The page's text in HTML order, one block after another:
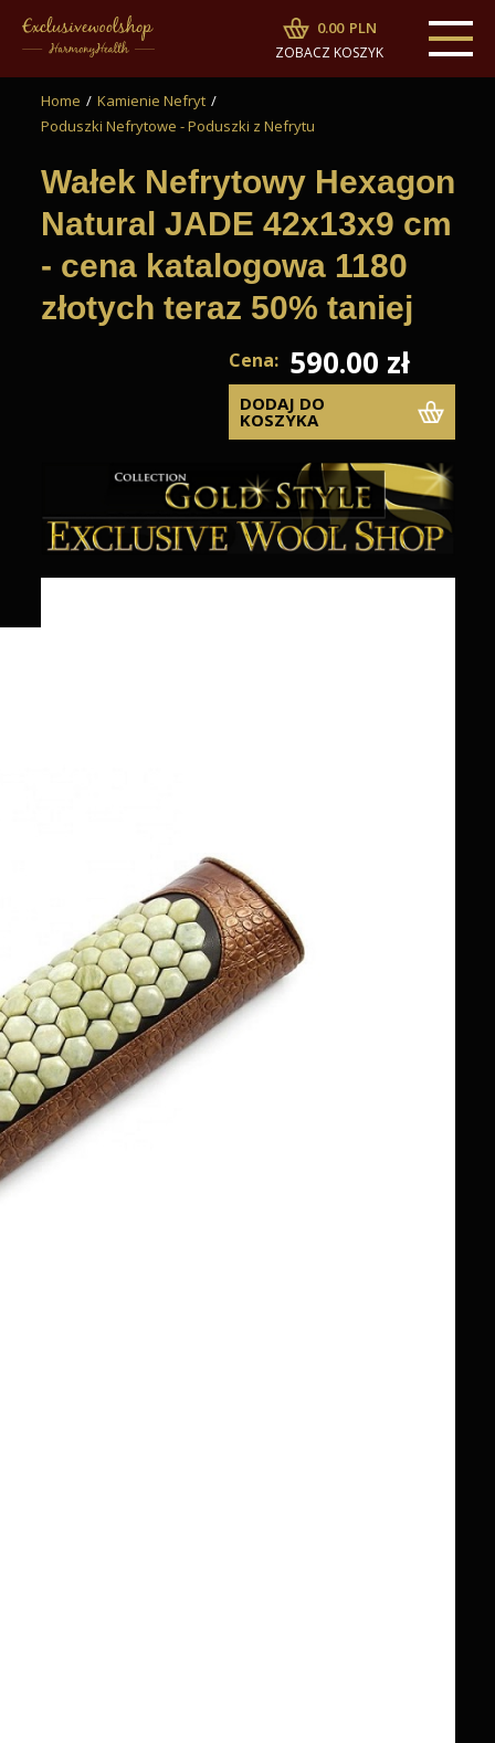
0.00 PLN
ZOBACZ KOSZYK
Home / Kamienie Nefryt /
Poduszki Nefrytowe - Poduszki z Nefrytu
Wałek Nefrytowy Hexagon
Natural JADE 42x13x9 cm
- cena katalogowa 1180
złotych teraz 50% taniej
Cena: 590.00 zł
DODAJ DO
KOSZYKA